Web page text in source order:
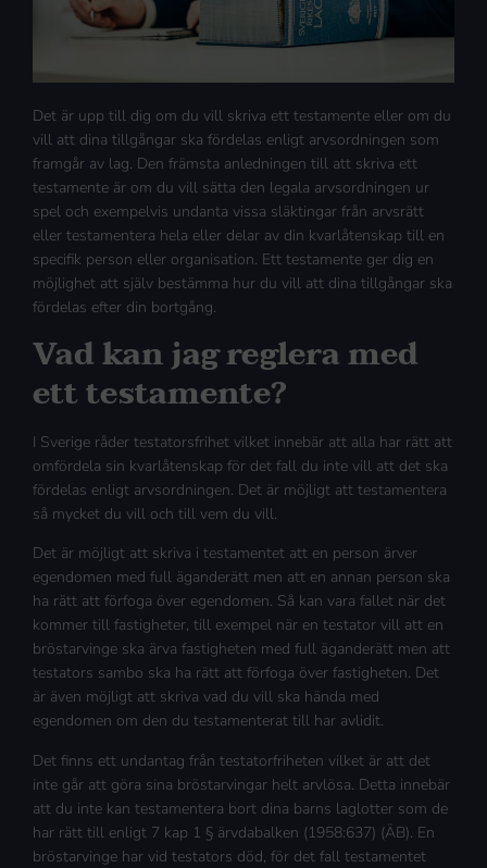
Det är upp till dig om du vill skriva ett testamente eller om du
vill att dina tillgångar ska fördelas enligt arvsordningen som
framgår av lag. Den främsta anledningen till att skriva ett
testamente är om du vill sätta den legala arvsordningen ur
spel och exempelvis undanta vissa släktingar från arvsrätt
eller testamentera hela eller delar av din kvarlåtenskap till en
specifik person eller organisation. Ett testamente ger dig en
möjlighet att själv bestämma hur du vill att dina tillgångar ska
fördelas efter din bortgång.
Vad kan jag reglera med
ett testamente?
I Sverige råder testatorsfrihet vilket innebär att alla har rätt att
omfördela sin kvarlåtenskap för det fall du inte vill att det ska
fördelas enligt arvsordningen. Det är möjligt att testamentera
så mycket du vill och till vem du vill.
Det är möjligt att skriva i testamentet att en person ärver
egendomen med full äganderätt men att en annan person ska
ha rätt att förfoga över egendomen. Så kan vara fallet när det
kommer till fastigheter, till exempel när en testator vill att en
bröstarvinge ska ärva fastigheten med full äganderätt men att
testators sambo ska ha rätt att förfoga över fastigheten. Det
är även möjligt att skriva vad du vill ska hända med
egendomen om den du testamenterat till har avlidit.
Det finns ett undantag från testatorfriheten vilket är att det
inte går att göra sina bröstarvingar helt arvlösa. Detta innebär
att du inte kan testamentera bort dina barns laglotter som de
har rätt till enligt 7 kap 1 § ärvdabalken (1958:637) (ÄB). En
bröstarvinge har vid testators död, för det fall testamentet